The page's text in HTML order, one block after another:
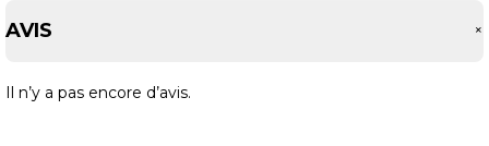
AVIS +
Il n’y a pas encore d’avis.